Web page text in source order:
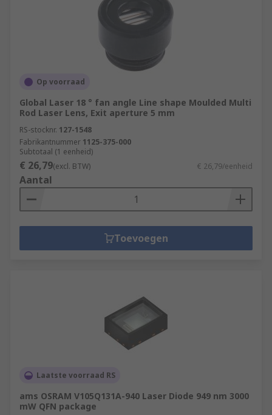
Op voorraad
Global Laser 18 ° fan angle Line shape Moulded Multi
Rod Laser Lens, Exit aperture 5 mm
RS-stocknr. 127-1548
Fabrikantnummer 1125-375-000
Subtotaal (1 eenheid)
€ 26,79(excl. BTW) € 26,79/eenheid
Aantal
Toevoegen
Laatste voorraad RS
ams OSRAM V105Q131A-940 Laser Diode 949 nm 3000
mW QFN package